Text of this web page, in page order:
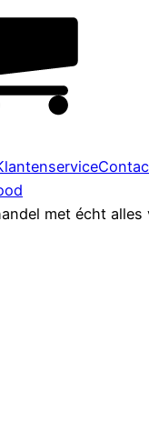
met écht alles